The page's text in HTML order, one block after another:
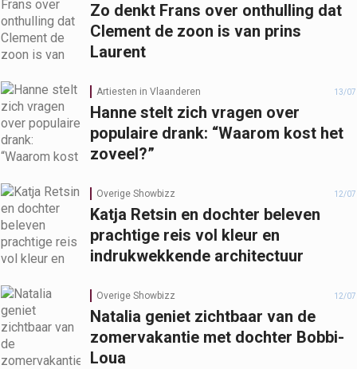
Zo denkt Frans over onthulling dat
Clement de zoon is van prins
Laurent
Artiesten in Vlaanderen 13/07
Hanne stelt zich vragen over
populaire drank: “Waarom kost het
zoveel?”
Overige Showbizz 12/07
Katja Retsin en dochter beleven
prachtige reis vol kleur en
indrukwekkende architectuur
Overige Showbizz 12/07
Natalia geniet zichtbaar van de
zomervakantie met dochter Bobbi-
Loua